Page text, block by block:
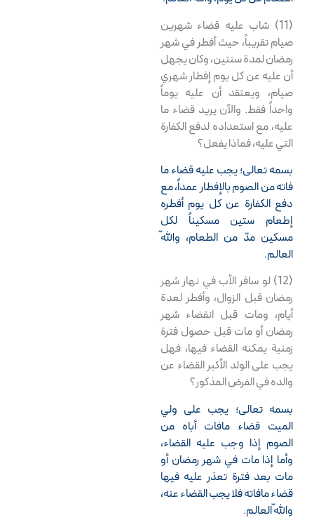
(11) شاب عليه قضاء شهرين
صيام تقريباً، حيث أفطر في شهر
رمضان لمدة سنتين، وكان يجهل
أن عليه عن كل يوم إفطار شهري
صيام، ويعتقد أن عليه يوماً
واحداً فقط. والآن يريد قضاء ما
عليه، مع استعداده لدفع الكفارة
التي عليه، فماذا يفعل؟
بسمه تعالى؛ يجب عليه قضاء ما
فاته من الصوم بالإفطار عمداً، مع
دفع الكفارة عن كل يوم أفطره
إطعام ستين مسكيناً لكل
مسكين مدّ من الطعام، واللّه
العالم.
(12) لو سافر الأب في نهار شهر
رمضان قبل الزوال، وأفطر لعدة
أيام، ومات قبل انقضاء شهر
رمضان أو مات قبل حصول فترة
زمنية يمكنه القضاء فيها، فهل
يجب على الولد الأكبر القضاء عن
والده في الفرض المذكور؟
بسمه تعالى؛ يجب على ولي
الميت قضاء مافات أباه من
الصوم إذا وجب عليه القضاء،
وأما إذا مات في شهر رمضان أو
مات بعد فترة تعذر عليه فيها
قضاء مافاته فلا يجب القضاء عنه،
واللّه العالم.